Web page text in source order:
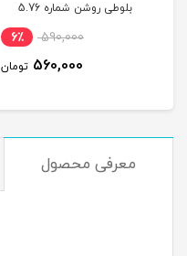
بلوطی روشن شماره 5.76
590,000 6٪
560,000 تومان
معرفی محصول